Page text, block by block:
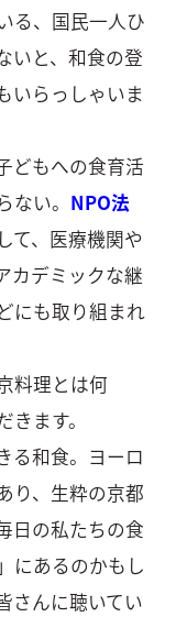
る、国民一人ひ
いと、和食の登
いらっしゃいま
どもへの食育活
い。 NPO法
て、医療機関や
カデミックな継
にも取り組まれ
料理とは何
ます。
る和食。ヨーロ
り、生粋の京都
日の私たちの食
にあるのかもし
さんに聴いてい